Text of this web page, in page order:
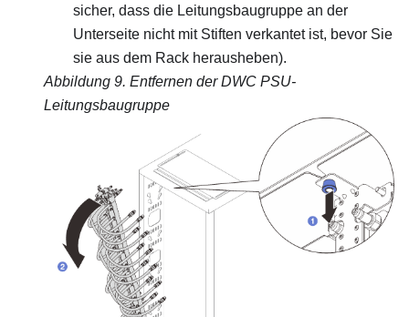
sicher, dass die Leitungsbaugruppe an der
Unterseite nicht mit Stiften verkantet ist, bevor Sie
sie aus dem Rack herausheben).
Abbildung 9. Entfernen der DWC PSU-
Leitungsbaugruppe